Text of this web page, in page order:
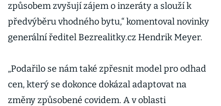
způsobem zvyšují zájem o inzeráty a slouží k
předvýběru vhodného bytu,“ komentoval novinky
generální ředitel Bezrealitky.cz Hendrik Meyer.
„Podařilo se nám také zpřesnit model pro odhad
cen, který se dokonce dokázal adaptovat na
změny způsobené covidem. A v oblasti